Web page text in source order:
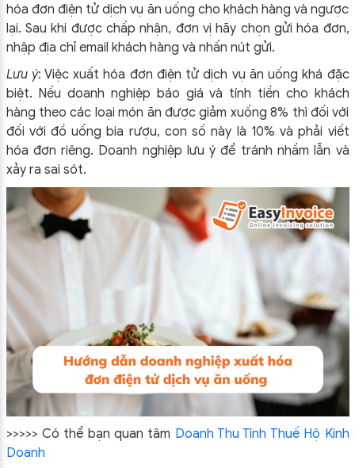
hóa đơn điện tử dịch vụ ăn uống cho khách hàng và ngược
lại. Sau khi được chấp nhận, đơn vị hãy chọn gửi hóa đơn,
nhập địa chỉ email khách hàng và nhấn nút gửi.
Lưu ý: Việc xuất hóa đơn điện tử dịch vụ ăn uống khá đặc
biệt. Nếu doanh nghiệp báo giá và tính tiền cho khách
hàng theo các loại món ăn được giảm xuống 8% thì đối với
đối với đồ uống bia rượu, con số này là 10% và phải viết
hóa đơn riêng. Doanh nghiệp lưu ý để tránh nhầm lẫn và
xảy ra sai sót.
>>>>> Có thể bạn quan tâm Doanh Thu Tính Thuế Hộ Kinh
Doanh